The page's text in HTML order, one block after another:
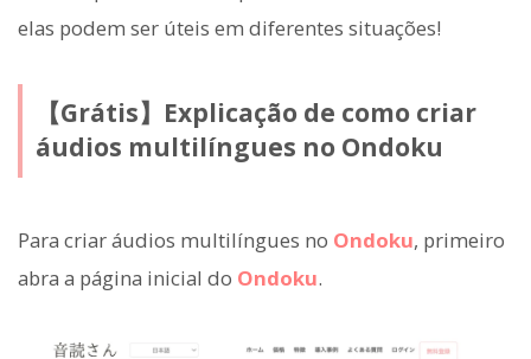
elas podem ser úteis em diferentes situações!
【Grátis】Explicação de como criar
áudios multilíngues no Ondoku
Para criar áudios multilíngues no Ondoku, primeiro
abra a página inicial do Ondoku.